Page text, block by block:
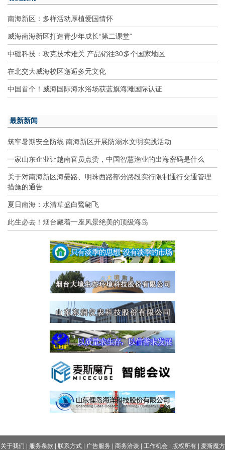
南海新区：多样活动厚植爱国情怀
威海南海新区打造青少年成长“第二课堂”
中硼科技：攻克技术难关 产品销往30多个国家地区
在北交大威海校区邂逅多元文化
中国首个！威海国际海水浴场获蓝旗海滩国际认证
最新新闻
筑牢暑期安全防线 南海新区开展防溺水文明实践活动
一家山东企业让越南官员点赞，中国智慧渔业的出海密码是什么
关于对南海新区海晏路、明珠西路部分路段实行限制通行交通管理
措施的通告
夏日南海：水清草盛白鹭翩飞
此生必去！烟台藏着一座风景绝美的顶级海岛
关于我们 | 服务条款 | 联系方式| 广告服务 | 商务洽谈 | 工作机会| 版权所有| 麦斯魔方